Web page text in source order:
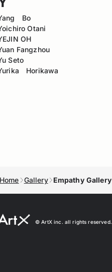
Bo
Otani
OH
Fangzhou
Seto
Horikawa
Home Gallery Empathy Gallery
© ︎ArtX inc. all rights reserved.